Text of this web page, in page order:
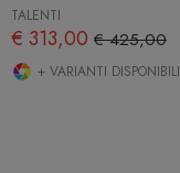
TALENTI
€ 313,00 € 425,00
+ VARIANTI DISPONIBILI